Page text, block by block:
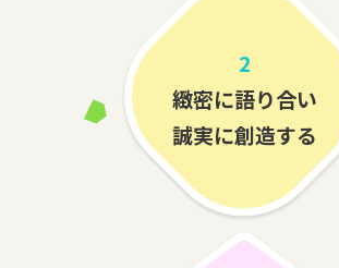
2
緻密に語り合い
誠実に創造する